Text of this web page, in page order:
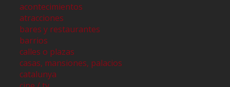
acontecimientos
atracciones
bares y restaurantes
barrios
calles o plazas
casas, mansiones, palacios
catalunya